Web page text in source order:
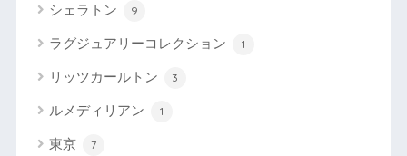
シェラトン 9
ラグジュアリーコレクション 1
リッツカールトン 3
ルメディリアン 1
東京 7